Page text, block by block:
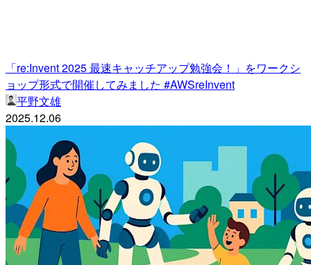
「re:Invent 2025 最速キャッチアップ勉強会！」をワークシ
ョップ形式で開催してみました #AWSreInvent
平野文雄
2025.12.06